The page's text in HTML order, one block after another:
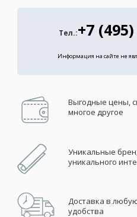
Тел.:+7
Информация на сайте не
Выгодные цены,
многое другое
Уникальные
уникального
Доставка в
удобства